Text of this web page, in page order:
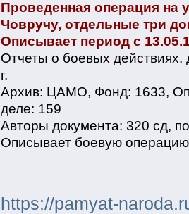
Проведенная операция на
Човручу, отдельные три
Описывает период с
Отчеты о боевых
г.
Архив: ЦАМО, Фонд: 1633,
деле: 159
Авторы документа: 320 сд,
Описывает боевую
https://pamyat-